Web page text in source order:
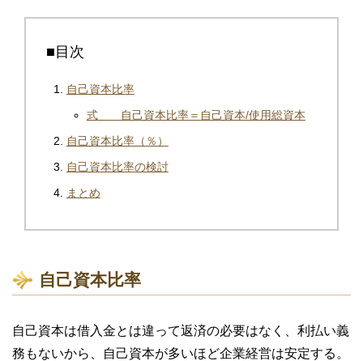
■目次
自己資本比率
式 自己資本比率＝自己資本/使用総資本
自己資本比率（％）
自己資本比率の検討
まとめ
自己資本比率
自己資本は借入金とは違って返済の必要はなく、利払い義
務もないから、自己資本が多いほど企業経営は安定する。